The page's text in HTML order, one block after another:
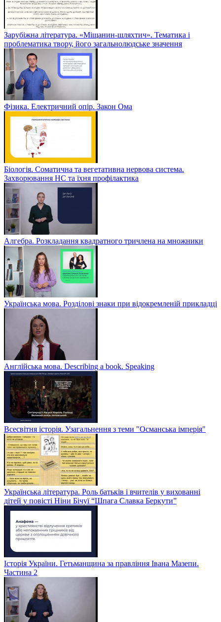
Зарубіжна література. «Міщанин-шляхтич». Тематика і
проблематика твору, його загальнолюдське значення
Фізика. Електричний опір. Закон Ома
Біологія. Соматична та вегетативна нервова система.
Захворювання НС та їхня профілактика
Алгебра. Розкладання квадратного тричлена на множники
Українська мова. Розділові знаки при відокремленій прикладці
Англійська мова. Describing a book. Speaking
Всесвітня історія. Узагальнення з теми "Османська імперія"
Українська література. Роль батьків і вчителів у вихованні
дітей у повісті Ніни Бічуї “Шпага Славка Беркути”
Історія України. Гетьманщина за правління Івана Мазепи.
Частина 2